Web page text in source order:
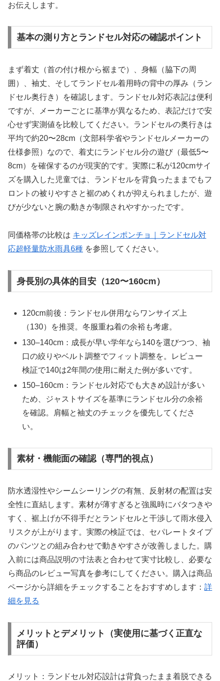
お伝えします。
基本の測り方とランドセル対応の確認ポイント
まず着丈（首の付け根から裾まで）、身幅（脇下の周
囲）、袖丈、そしてランドセル着用時の背中の厚み（ラン
ドセル奥行き）を確認します。ランドセル対応表記は便利
ですが、メーカーごとに基準が異なるため、表記だけで安
心せず実測値を比較してください。ランドセルの奥行きは
平均で約20〜28cm（文部科学省やランドセルメーカーの
仕様参照）なので、着丈にランドセル分の遊び（最低5〜
8cm）を確保するのが現実的です。実際に私が120cmサイ
ズを購入した児童では、ランドセルを背負ったままでもフ
ロントの被りやすさと裾のめくれが抑えられましたが、遊
びが少ないと腕の動きが制限されやすかったです。
同価格帯の比較は キッズレインポンチョ｜ランドセル対
応超軽量防水雨具6種 を参照してください。
身長別の具体的目安（120〜160cm）
120cm前後：ランドセル併用ならワンサイズ上
（130）を推奨。冬服重ね着の余裕も考慮。
130–140cm：成長が早い学年なら140を選びつつ、袖
口の絞りやベルト調整でフィット調整を。レビュー
検証で140は2年間の使用に耐えた例が多いです。
150–160cm：ランドセル対応でも大きめ設計が多い
ため、ジャストサイズを基準にランドセル分の余裕
を確認。肩幅と袖丈のチェックを優先してくださ
い。
素材・機能面の確認（専門的視点）
防水透湿性やシームシーリングの有無、反射材の配置は安
全性に直結します。素材が薄すぎると強風時にバタつきや
すく、裾上げが不得手だとランドセルと干渉して雨水侵入
リスクが上がります。実際の検証では、セパレートタイプ
のパンツとの組み合わせで動きやすさが改善しました。購
入前には商品説明の寸法表と合わせて実寸比較し、必要な
ら商品のレビュー写真を参考にしてください。購入は商品
ページから詳細をチェックすることをおすすめします： 詳
細を見る
メリットとデメリット（実使用に基づく正直な
評価）
メリット：ランドセル対応設計は背負ったまま着脱できる